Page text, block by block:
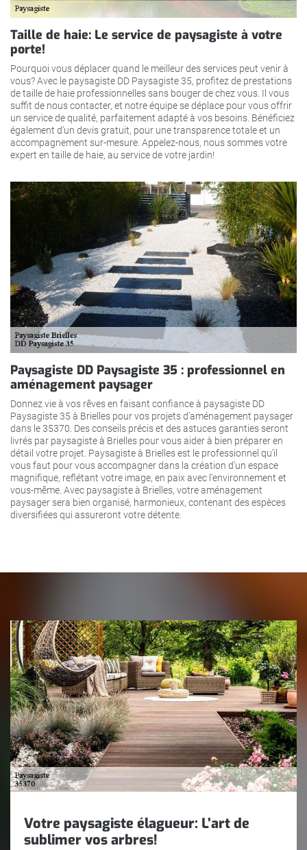
Taille de haie: Le service de paysagiste à votre
porte!
Pourquoi vous déplacer quand le meilleur des services peut venir à
vous? Avec le paysagiste DD Paysagiste 35, profitez de prestations
de taille de haie professionnelles sans bouger de chez vous. Il vous
suffit de nous contacter, et notre équipe se déplace pour vous offrir
un service de qualité, parfaitement adapté à vos besoins. Bénéficiez
également d’un devis gratuit, pour une transparence totale et un
accompagnement sur-mesure. Appelez-nous, nous sommes votre
expert en taille de haie, au service de votre jardin!
Paysagiste DD Paysagiste 35 : professionnel en
aménagement paysager
Donnez vie à vos rêves en faisant confiance à paysagiste DD
Paysagiste 35 à Brielles pour vos projets d’aménagement paysager
dans le 35370. Des conseils précis et des astuces garanties seront
livrés par paysagiste à Brielles pour vous aider à bien préparer en
détail votre projet. Paysagiste à Brielles est le professionnel qu’il
vous faut pour vous accompagner dans la création d’un espace
magnifique, reflétant votre image, en paix avec l’environnement et
vous-même. Avec paysagiste à Brielles, votre aménagement
paysager sera bien organisé, harmonieux, contenant des espèces
diversifiées qui assureront votre détente.
Votre paysagiste élagueur: L’art de
sublimer vos arbres!